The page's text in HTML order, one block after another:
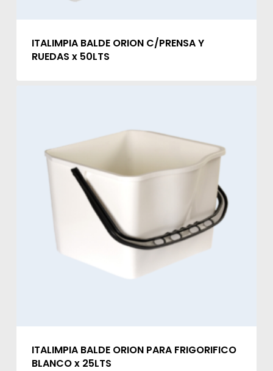
ITALIMPIA BALDE ORION C/PRENSA Y
RUEDAS x 50LTS
ITALIMPIA BALDE ORION PARA FRIGORIFICO
BLANCO x 25LTS